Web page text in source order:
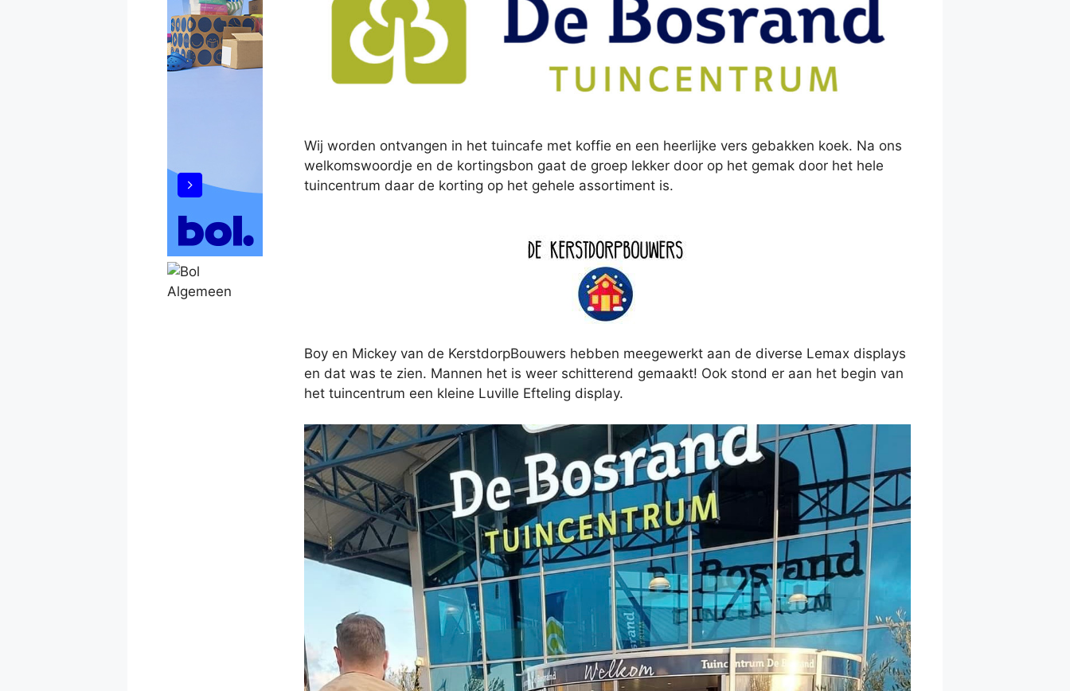
Wij worden ontvangen in het tuincafe met koffie en een heerlijke vers gebakken koek. Na ons
welkomswoordje en de kortingsbon gaat de groep lekker door op het gemak door het hele
tuincentrum daar de korting op het gehele assortiment is.
Boy en Mickey van de KerstdorpBouwers hebben meegewerkt aan de diverse Lemax displays
en dat was te zien. Mannen het is weer schitterend gemaakt! Ook stond er aan het begin van
het tuincentrum een kleine Luville Efteling display.